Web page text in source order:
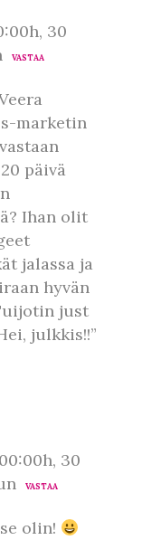
30
VASTAA
marketin
päivä
Ihan olit
jalassa ja
hyvän
just
julkkis!!”
30
VASTAA
olin!